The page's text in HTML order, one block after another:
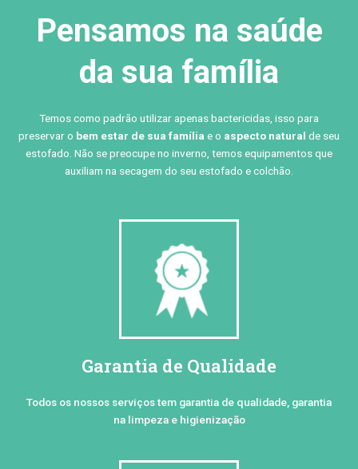
Pensamos na saúde
da sua família
Temos como padrão utilizar apenas bactericidas, isso para
preservar o bem estar de sua família e o aspecto natural de seu
estofado. Não se preocupe no inverno, temos equipamentos que
auxiliam na secagem do seu estofado e colchão.
Garantia de Qualidade
Todos os nossos serviços tem garantia de qualidade, garantia
na limpeza e higienização